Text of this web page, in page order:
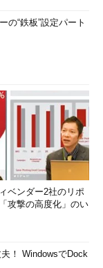
の“鉄板”設定パート
ベンダー2社のリポ
攻撃の高度化」のい
！ WindowsでDock